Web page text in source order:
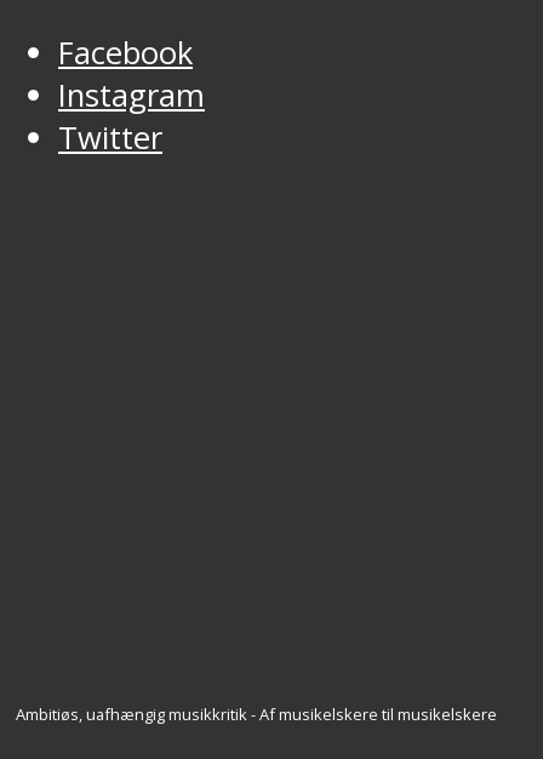
Facebook
Instagram
Twitter
Ambitiøs, uafhængig musikkritik - Af musikelskere til musikelskere